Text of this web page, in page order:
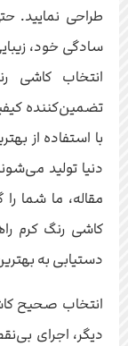
طراحی نمایید.
سادگی خود،
انتخاب کاشی
تضمین‌کننده
با استفاده از
دنیا تولید
مقاله، ما شما
کاشی رنگ کرم
دستیابی به
انتخاب صحیح
دیگر، اجرای